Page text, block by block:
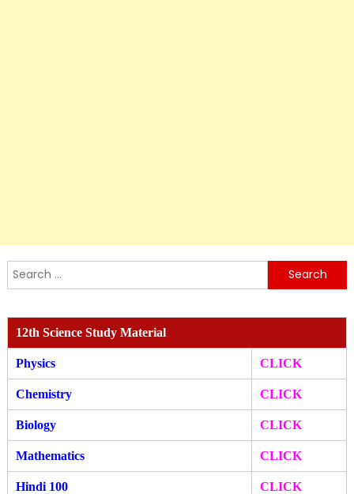
Search
for:
12th Science Study Material
Physics CLICK
Chemistry CLICK
Biology CLICK
Mathematics CLICK
Hindi 100 CLICK